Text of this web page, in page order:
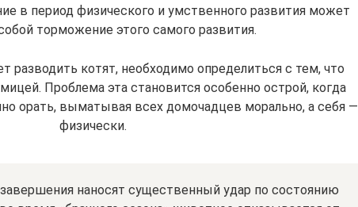
в период физического и умственного развития может
торможение этого самого развития.
разводить котят, необходимо определиться с тем, что
Проблема эта становится особенно острой, когда
орать, выматывая всех домочадцев морально, а себя —
физически.
завершения наносят существенный удар по состоянию